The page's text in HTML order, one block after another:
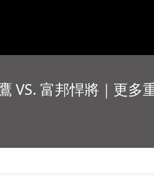
VS. 富邦悍將｜更多